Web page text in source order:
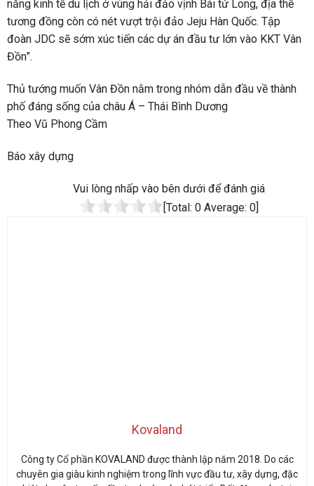
năng kinh tế du lịch ở vùng hải đảo vịnh Bái tử Long, địa thế
tương đồng còn có nét vượt trội đảo Jeju Hàn Quốc. Tập
đoàn JDC sẽ sớm xúc tiến các dự án đầu tư lớn vào KKT Vân
Đồn”.
Thủ tướng muốn Vân Đồn nằm trong nhóm dẫn đầu về thành
phố đáng sống của châu Á – Thái Bình Dương
Theo Vũ Phong Cầm
Báo xây dựng
Vui lòng nhấp vào bên dưới để đánh giá
[Total: 0Average: 0]
Kovaland
Công ty Cổ phần KOVALAND được thành lập năm 2018. Do các
chuyên gia giàu kinh nghiệm trong lĩnh vực đầu tư, xây dựng, đặc